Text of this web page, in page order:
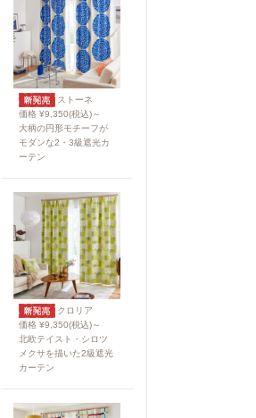
ストーネ
価格 ¥9,350(税込)～
大柄の円形モチーフが
モダンな2・3級遮光カ
ーテン
クロリア
価格 ¥9,350(税込)～
北欧テイスト・シロツ
メクサを描いた2級遮光
カーテン